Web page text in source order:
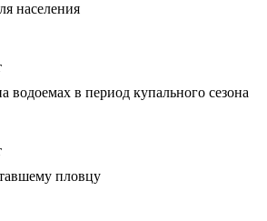
населения
водоемах в период купального сезона
пловцу